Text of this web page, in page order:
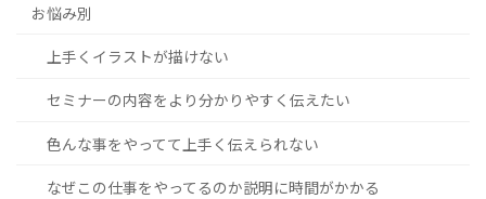
お悩み別
上手くイラストが描けない
セミナーの内容をより分かりやすく伝えたい
色んな事をやってて上手く伝えられない
なぜこの仕事をやってるのか説明に時間がかかる